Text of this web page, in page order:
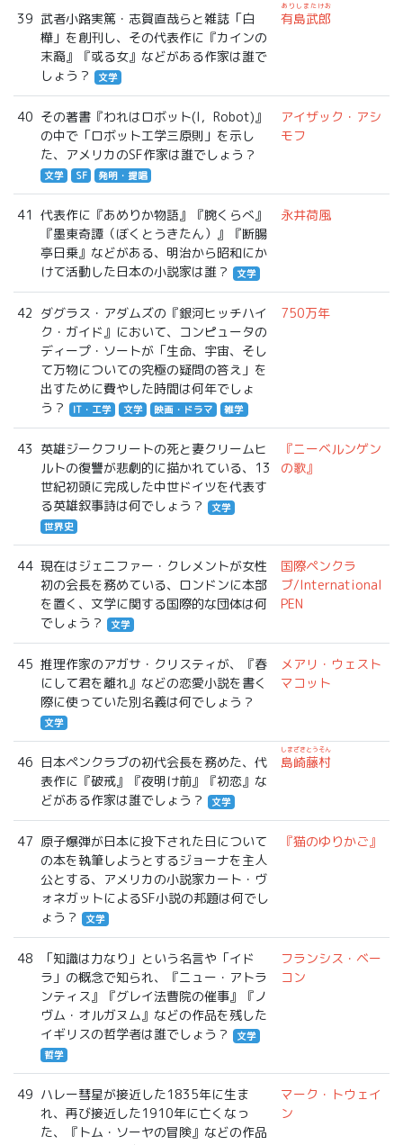
39 武者小路実篤・志賀直哉らと雑誌「白
樺」を創刊し、その代表作に『カインの
末裔』『或る女』などがある作家は誰で
しょう？
文学
有島武郎
ありしまたけお
40 その著書『われはロボット(I，Robot)』
の中で「ロボット工学三原則」を示し
た、アメリカのSF作家は誰でしょう？
文学 SF 発明・提唱
アイザック・アシ
モフ
41 代表作に『あめりか物語』『腕くらべ』
『墨東奇譚（ぼくとうきたん）』『断腸
亭日乗』などがある、明治から昭和にか
けて活動した日本の小説家は誰？
文学
永井荷風
42 ダグラス・アダムズの『銀河ヒッチハイ
ク・ガイド』において、コンピュータの
ディープ・ソートが「生命、宇宙、そし
て万物についての究極の疑問の答え」を
出すために費やした時間は何年でしょ
う？
IT・工学 文学 映画・ドラマ 雑学
750万年
43 英雄ジークフリートの死と妻クリームヒ
ルトの復讐が悲劇的に描かれている、13
世紀初頭に完成した中世ドイツを代表す
る英雄叙事詩は何でしょう？
文学
世界史
『ニーベルンゲン
の歌』
44 現在はジェニファー・クレメントが女性
初の会長を務めている、ロンドンに本部
を置く、文学に関する国際的な団体は何
でしょう？
文学
国際ペンクラ
ブ/International
PEN
45 推理作家のアガサ・クリスティが、『春
にして君を離れ』などの恋愛小説を書く
際に使っていた別名義は何でしょう？
文学
メアリ・ウェスト
マコット
46 日本ペンクラブの初代会長を務めた、代
表作に『破戒』『夜明け前』『初恋』な
どがある作家は誰でしょう？
文学
島崎藤村
しまざきとうそん
47 原子爆弾が日本に投下された日について
の本を執筆しようとするジョーナを主人
公とする、アメリカの小説家カート・ヴ
ォネガットによるSF小説の邦題は何でし
ょう？
文学
『猫のゆりかご』
48
「知識は力なり」という名言や「イド
ラ」の概念で知られ、『ニュー・アトラ
ンティス』『グレイ法曹院の催事』『ノ
ヴム・オルガヌム』などの作品を残した
イギリスの哲学者は誰でしょう？
文学
哲学
フランシス・ベー
コン
49 ハレー彗星が接近した1835年に生ま
れ、再び接近した1910年に亡くなっ
た、『トム・ソーヤの冒険』などの作品
マーク・トウェイ
ン